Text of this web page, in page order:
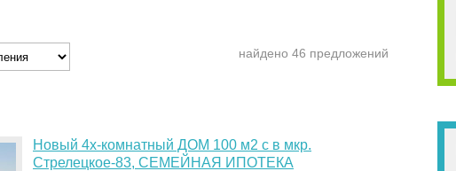
найдено 46 предложений
Новый 4х-комнатный ДОМ 100 м2 с в мкр.
Стрелецкое-83, СЕМЕЙНАЯ ИПОТЕКА